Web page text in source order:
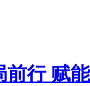
前行 赋